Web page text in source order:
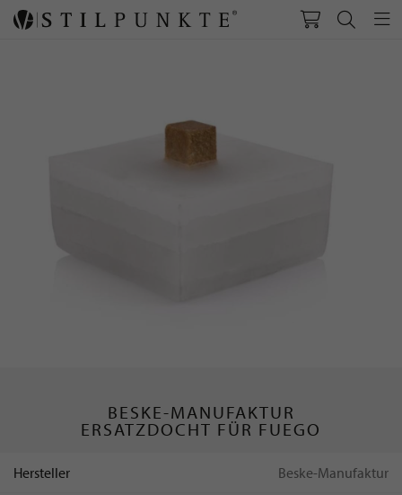
BESKE-MANUFAKTUR
ERSATZDOCHT FÜR FUEGO
Hersteller Beske-Manufaktur